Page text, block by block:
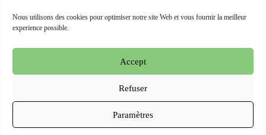
Nous utilisons des cookies pour optimiser notre site Web et vous fournir la meilleur
experience possible.
Accept
Refuser
Paramètres
Recevoir notre newsletter
S'inscrire
Copyright © 2026 oriGIn | Organization for an International
Geographical Indications Network -Site web hébergé et géré